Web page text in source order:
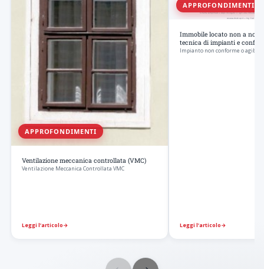
APPROFONDIMENTI
Ventilazione meccanica controllata (VMC)
Ventilazione Meccanica Controllata VMC
Leggi l’articolo→
APPROFONDIMENTI
Immobile locato non a
tecnica di impianti e
Impianto non conforme o
Leggi l’articolo→